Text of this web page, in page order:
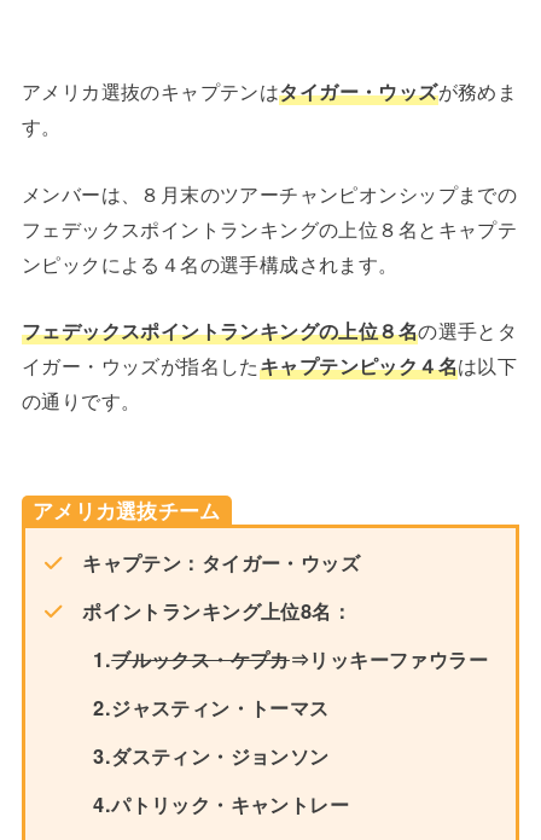
アメリカ選抜のキャプテンはタイガー・ウッズが務めま
す。
メンバーは、８月末のツアーチャンピオンシップまでの
フェデックスポイントランキングの上位８名とキャプテ
ンピックによる４名の選手構成されます。
フェデックスポイントランキングの上位８名の選手とタ
イガー・ウッズが指名したキャプテンピック４名は以下
の通りです。
アメリカ選抜チーム
キャプテン：タイガー・ウッズ
ポイントランキング上位8名：
1.ブルックス・ケプカ⇒リッキーファウラー
2.ジャスティン・トーマス
3.ダスティン・ジョンソン
4.パトリック・キャントレー